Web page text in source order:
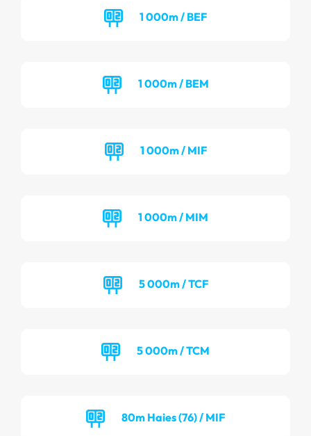
1 000m / BEF
1 000m / BEM
1 000m / MIF
1 000m / MIM
5 000m / TCF
5 000m / TCM
80m Haies (76) / MIF